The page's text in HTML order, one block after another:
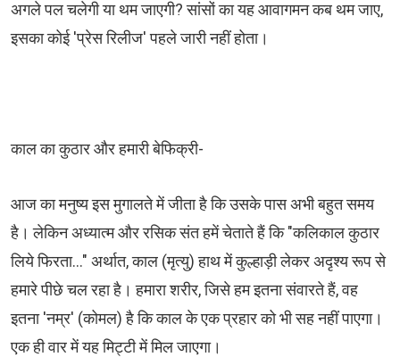
अगले पल चलेगी या थम जाएगी? सांसों का यह आवागमन कब थम जाए,
इसका कोई 'प्रेस रिलीज' पहले जारी नहीं होता।
काल का कुठार और हमारी बेफिक्री-
आज का मनुष्य इस मुगालते में जीता है कि उसके पास अभी बहुत समय
है। लेकिन अध्यात्म और रसिक संत हमें चेताते हैं कि "कलिकाल कुठार
लिये फिरता..." अर्थात, काल (मृत्यु) हाथ में कुल्हाड़ी लेकर अदृश्य रूप से
हमारे पीछे चल रहा है। हमारा शरीर, जिसे हम इतना संवारते हैं, वह
इतना 'नम्र' (कोमल) है कि काल के एक प्रहार को भी सह नहीं पाएगा।
एक ही वार में यह मिट्टी में मिल जाएगा।